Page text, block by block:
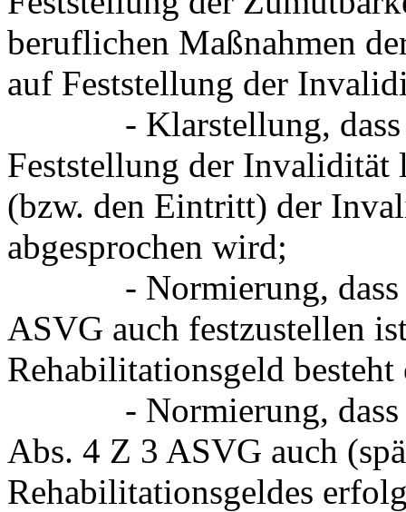
beruflichen Maßnahmen
auf Feststellung der
- Klarstellung, dass
Feststellung der Invalidität
(bzw. den Eintritt) der
abgesprochen wird;
- Normierung, dass in
ASVG auch festzustellen
Rehabilitationsgeld
- Normierung, dass
Abs. 4 Z 3 ASVG auch
Rehabilitationsgeldes